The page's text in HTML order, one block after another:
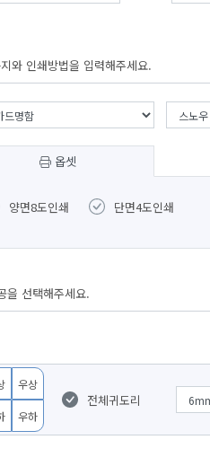
와 인쇄방법을 입력해주세요.
옵셋
양면8도인쇄 단면4도인쇄
을 선택해주세요.
우상
우하
전체귀도리